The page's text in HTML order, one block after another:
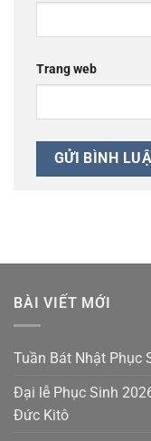
Trang web
BÀI VIẾT MỚI
Tuần Bát Nhật Phục
Đại lễ Phục Sinh
Đức Kitô